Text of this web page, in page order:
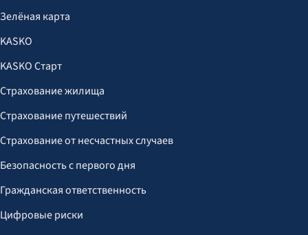
Зелёная карта
KASKO
KASKO Старт
Страхование жилища
Страхование путешествий
Страхование от несчастных случаев
Безопасность с первого дня
Гражданская ответственность
Цифровые риски